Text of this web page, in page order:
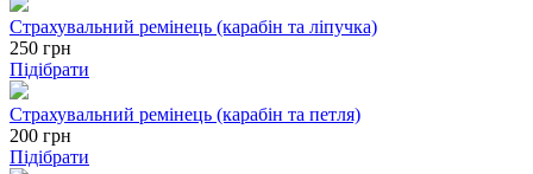
Страхувальний ремінець (карабін та ліпучка)
250 грн
Підібрати
Страхувальний ремінець (карабін та петля)
200 грн
Підібрати